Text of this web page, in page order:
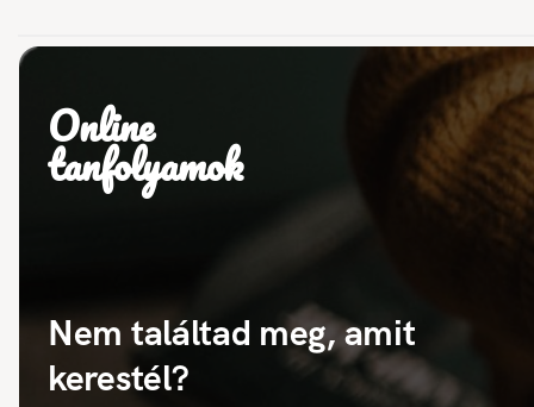
Online
tanfolyamok
Nem találtad meg, amit
kerestél?